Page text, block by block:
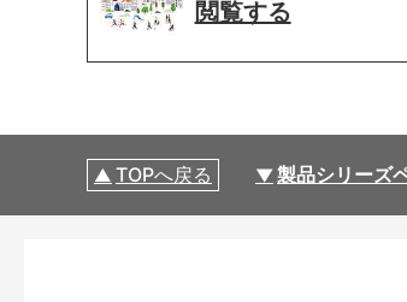
閲覧する
TOPへ戻る 製品シリーズ